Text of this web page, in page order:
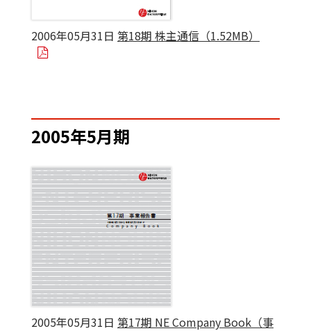
2006年05月31日 第18期 株主通信（1.52MB）
2005年5月期
2005年05月31日 第17期 NE Company Book（事